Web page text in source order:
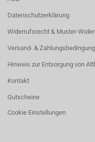
Datenschutzerklärung
Widerrufsrecht & Muster-
Versand- &
Hinweis zur Entsorgung von
Kontakt
Gutscheine
Cookie Einstellungen